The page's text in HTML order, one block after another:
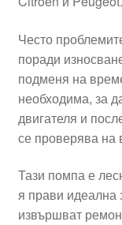
Често
поради
подменя на
необходима, за
двигателя и
се проверява на
Тази помпа е
я прави идеална
извършват